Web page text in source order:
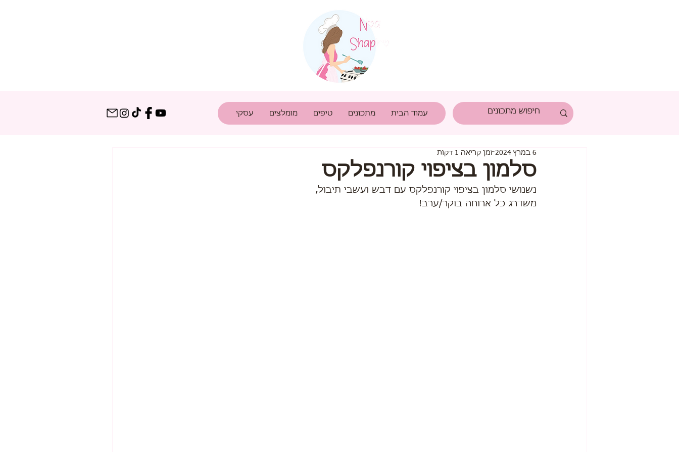
עמוד הבית מתכונים טיפים מומלצים עסקי
סלמון בציפוי קורנפלקס
6 במרץ 2024 זמן קריאה 1 דקות
נשנושי סלמון בציפוי קורנפלקס עם דבש ועשבי תיבול,
משדרג כל ארוחה בוקר/ערב!